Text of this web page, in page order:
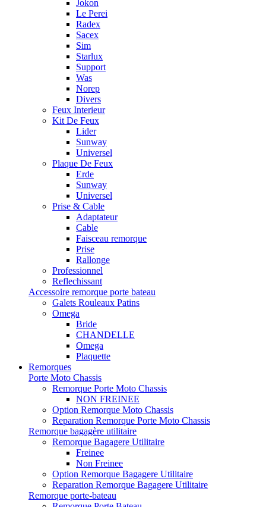
Jokon
Le Perei
Radex
Sacex
Sim
Starlux
Support
Was
Norep
Divers
Feux Interieur
Kit De Feux
Lider
Sunway
Universel
Plaque De Feux
Erde
Sunway
Universel
Prise & Cable
Adaptateur
Cable
Faisceau remorque
Prise
Rallonge
Professionnel
Reflechissant
Accessoire remorque porte bateau
Galets Rouleaux Patins
Omega
Bride
CHANDELLE
Omega
Plaquette
Remorques
Porte Moto Chassis
Remorque Porte Moto Chassis
NON FREINEE
Option Remorque Moto Chassis
Reparation Remorque Porte Moto Chassis
Remorque bagagère utilitaire
Remorque Bagagere Utilitaire
Freinee
Non Freinee
Option Remorque Bagagere Utilitaire
Reparation Remorque Bagagere Utilitaire
Remorque porte-bateau